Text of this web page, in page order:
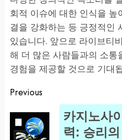
회적 이슈에 대한 인식을 높
결을 강화하는 등 긍정적인
있습니다. 앞으로 라이브티
해 더 많은 사람들과의 소통
경험을 제공할 것으로 기대
Post
navigation
Previous
카지노사
력: 승리